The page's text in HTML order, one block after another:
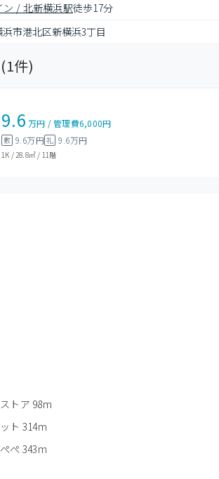
ン / 北新横浜駅徒歩17分
市港北区新横浜3丁目
1件)
9.6 万円 /管理費6,000円
敷 9.6万円礼 9.6万円
1K / 28.8㎡ / 11階
トア 98m
ト 314m
ぺ 343m